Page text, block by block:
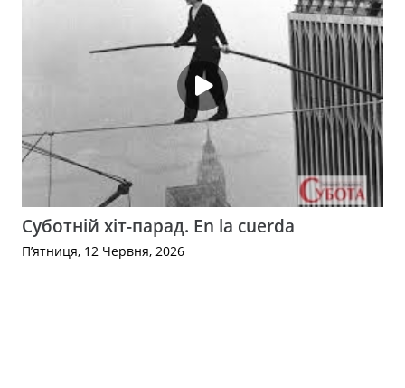
Суботній хіт-парад. En la cuerda
П’ятниця, 12 Червня, 2026